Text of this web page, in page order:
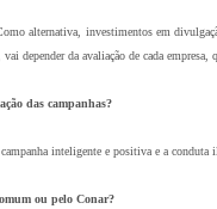
alternativa, investimentos em
depender da avaliação de cada
das campanhas?
inteligente e positiva e a
ou pelo Conar?